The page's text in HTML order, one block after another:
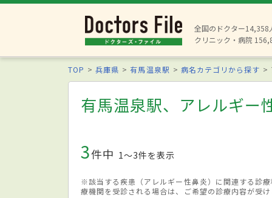
全国のドクター14,358
クリニック・病院
TOP 兵庫県 有馬温泉駅 病名カテゴリから探す
有馬温泉駅、アレルギー
3件中 1〜3件を表示
※該当する疾患（アレルギー性鼻炎）に関連する診
療機関を受診される場合は、ご希望の診療内容が受